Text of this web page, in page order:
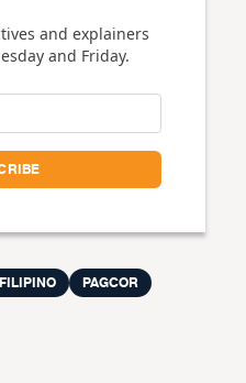
and explainers
and Friday.
PAGCOR